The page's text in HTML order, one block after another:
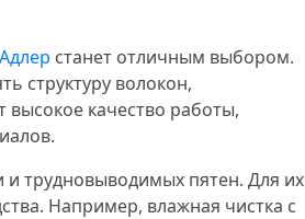
станет отличным выбором.
структуру волокон,
качество работы,
трудновыводимых пятен. Для их
Например, влажная чистка с